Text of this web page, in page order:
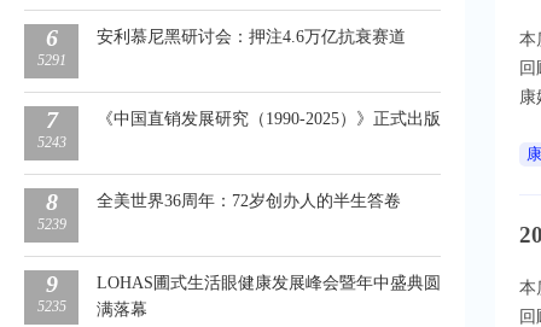
6
5291
安利慕尼黑研讨会：押注4.6万亿抗衰赛道
7
5243
《中国直销发展研究（1990-2025）》正式出版
8
5239
全美世界36周年：72岁创办人的半生答卷
9
5235
LOHAS圃式生活眼健康发展峰会暨年中盛典圆
满落幕
本
康
本